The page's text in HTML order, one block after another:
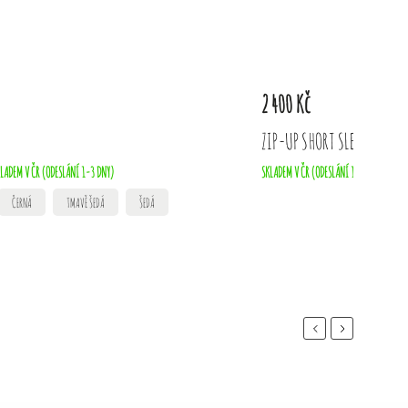
V ČR (ODESLÁNÍ 1-3 DNY)
ČERNÁ TMAVĚ ŠEDÁ ŠEDÁ
ZIP-UP SHORT SLEEVE
SKLADEM V ČR (ODESLÁNÍ 1-3 DNY)
2 400 Kč
Previous
Next